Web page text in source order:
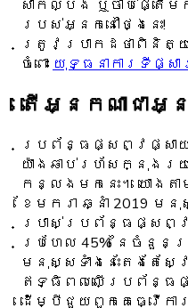
សាកល្បង ឬចាប់ផ្តើ
របស់អ្នកនៅថ្ងៃនេះ!
ត្រូវប្រាកដថាពិនិត្យ
ចំពោះ យុទ្ធនាការទីផ្សារ
តើអ្នកណាជា
ប្រព័ន្ធ​ផ្សព្វផ្សា
យ៉ាង​ឆាប់​រហ័ស​ក្នុង​រ
កន្លង​មក​នេះ។ យោងតា
ខែមករា ឆ្នាំ 2019 ម
ប្រាស់ប្រព័ន្ធផ្សព្វ
ប្រហែល 45% នៃចំនួ
មនុស្សទាំងនេះតែងតែ
ឥទ្ធិពលលើប្រព័ន្ធ
ដើម្បីជួយពួកគេធ្វើក